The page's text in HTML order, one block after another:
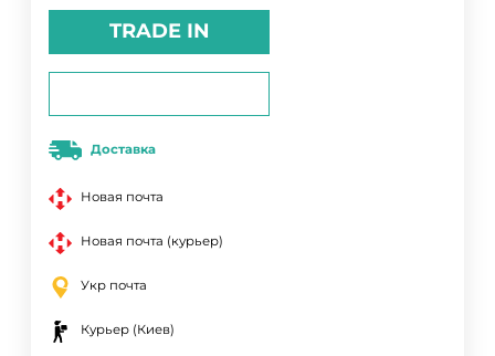
TRADE IN
Доставка
Новая почта
Новая почта (курьер)
Укр почта
Курьер (Киев)